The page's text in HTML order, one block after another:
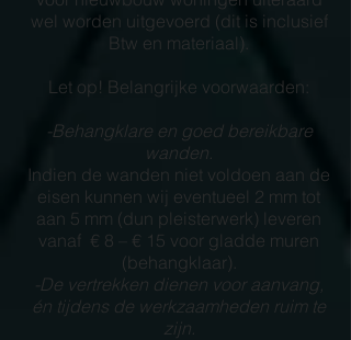
wel worden uitgevoerd (dit is inclusief
Btw en materiaal).
Let op! Belangrijke voorwaarden:
-Behangklare en goed bereikbare
wanden.
Indien de wanden niet voldoen aan de
eisen kunnen wij eventueel 2 mm tot
aan 5 mm (dun pleisterwerk) leveren
vanaf € 8 – € 15 voor gladde muren
(behangklaar).
-De vertrekken dienen voor aanvang,
én tijdens de werkzaamheden ruim te
zijn.